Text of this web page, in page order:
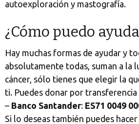
autoexploración y mastografía.
¿Cómo puedo
Hay muchas formas de ayudar y
absolutamente todas, suman a la
cáncer, sólo tienes que elegir la
ti. Puedes donar por transferencia
– Banco Santander: ES71 0049
Si lo deseas también puedes